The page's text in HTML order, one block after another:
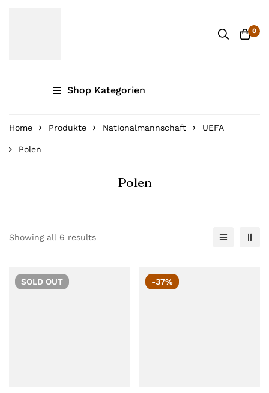
0
Shop Kategorien
Home Produkte Nationalmannschaft UEFA
Polen
Polen
Showing all 6 results
SOLD OUT -37%